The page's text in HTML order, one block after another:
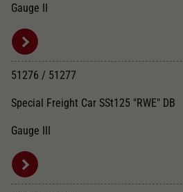
Gauge II
51276 / 51277
Special Freight Car SSt125 "RWE" DB
Gauge III